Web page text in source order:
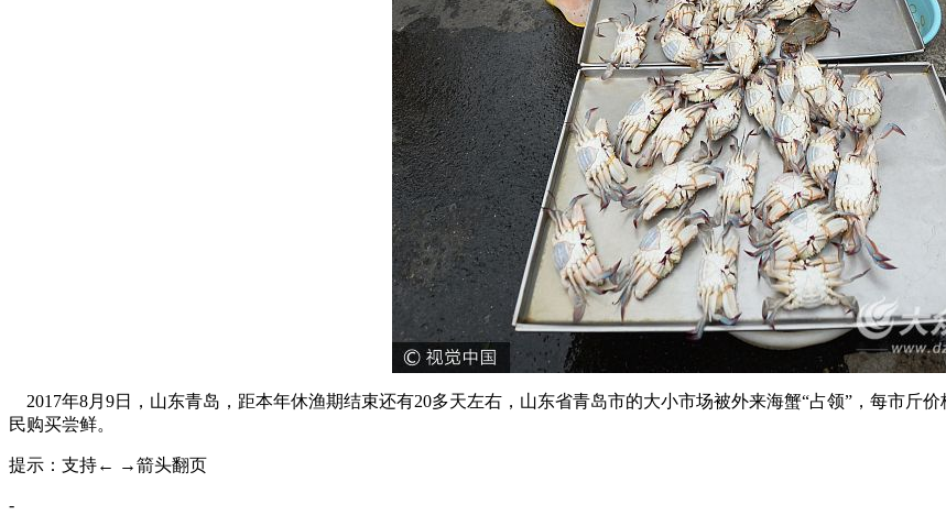
2017年8月9日，山东青岛，距本年休渔期结束还有20多天左右，山东省青岛市的大小市场被外来海蟹“占领”，每市斤
民购买尝鲜。
提示：支持← →箭头翻页
-